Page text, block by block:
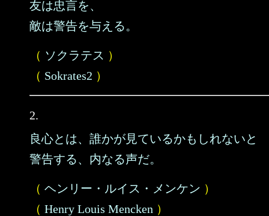
友は忠言を、
敵は警告を与える。
（ ソクラテス ）
（ Sokrates2 ）
2.
良心とは、誰かが見ているかもしれないと
警告する、内なる声だ。
（ ヘンリー・ルイス・メンケン ）
（ Henry Louis Mencken ）